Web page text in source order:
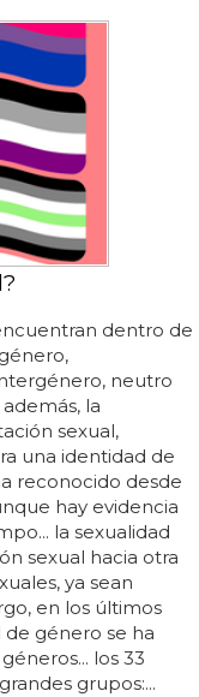
dentro de
neutro
además, la
sexual,
una identidad de
reconocido desde
hay evidencia
la sexualidad
sexual hacia otra
ya sean
en los últimos
género se ha
los 33
grupos:...